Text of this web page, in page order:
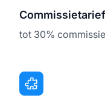
Commissietarief
tot 30% commissie